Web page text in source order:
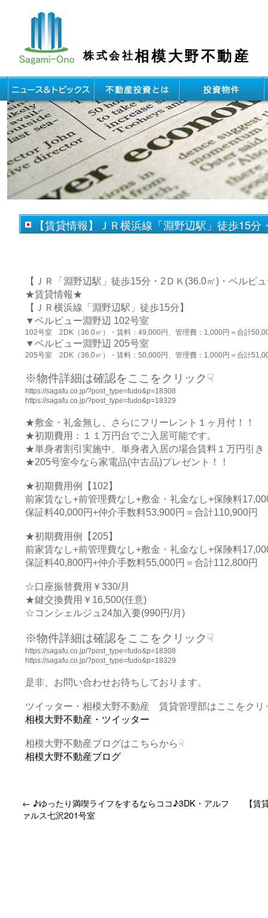
株式会社相模大野不動産
【賃貸情報】ＪＲ横浜線「淵野辺駅」徒歩15
【ＪＲ「淵野辺駅」徒歩15分・2ＤＫ(36.0㎡)・ベルビ
★賃貸情報★
【ＪＲ横浜線「淵野辺駅」徒歩15分】
▼ベルビュー淵野辺 102号室
102号室 2DK（36.0㎡）・賃料：49,000円、管理費：1,000円＝合計
▼ベルビュー淵野辺 205号室
205号室 2DK（36.0㎡）・賃料：50,000円、管理費：1,000円＝合計
※物件詳細は確認をここをクリック☟
https://sagafu.co.jp/?post_type=fudo&p=18308
https://sagafu.co.jp/?post_type=fudo&p=18329
★敷金・礼金無し、さらにフリーレント１ヶ月付！！
★初期費用：１１万円台でご入居可能です。
★単身者割引実施中、単身者入居の場合賃料１万円引き
★205号室今なら家電品(中古品)プレゼント！！
★初期費用例【102】
前家賃なし+前管理費なし+敷金・礼金なし+保険料
保証料40,000円+仲介手数料53,900円＝合計110,900円
★初期費用例【205】
前家賃なし+前管理費なし+敷金・礼金なし+保険料
保証料40,800円+仲介手数料55,000円＝合計112,800円
☆口座振替費用￥330/月
★鍵交換費用￥16,500(任意)
☆コンシェルジュ24加入要(990円/月)
※物件詳細は確認をここをクリック☟
https://sagafu.co.jp/?post_type=fudo&p=18308
https://sagafu.co.jp/?post_type=fudo&p=18329
是非、お問い合わせお待ちしております。
ツイッター・相模大野不動産 賃貸管理部はここをクリ
相模大野不動産・ツイッター
相模大野不動産ブログはこちらから☟
相模大野不動産ブログ
← ♪ゆったり満喫ライフをするならココ♪3DK・アルフ
ァルス七沢201号室
【